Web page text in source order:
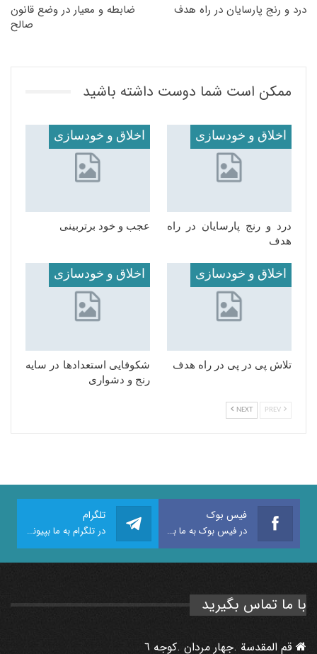
درد و رنج پارسایان در راه هدف
ضابطه و معیار در وضع قانون
صالح
ممکن است شما دوست داشته باشید
اخلاق و خودسازی
درد و رنج پارسایان در راه
هدف
اخلاق و خودسازی
عجب و خود برتربینی
اخلاق و خودسازی
تلاش پی در پی در راه هدف
اخلاق و خودسازی
شکوفایی استعدادها در سایه
رنج و دشواری
NEXT
فیس بوک
در فیس بوک به ما بپیوندید
تلگرام
در تلگرام به ما بپیوندید
با ما تماس بگیرید
قم المقدسة .جهار مردان .كوجه ٦